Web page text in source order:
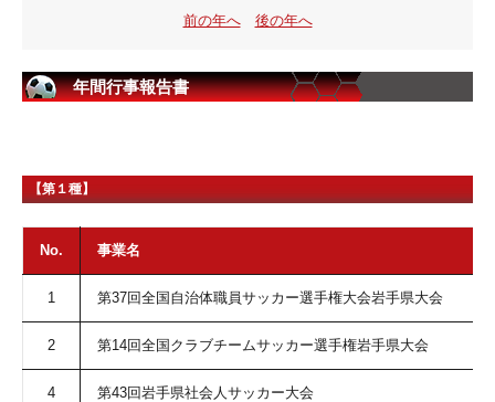
前の年へ 後の年へ
年間行事報告書
【第１種】
No. 事業名
1 第37回全国自治体職員サッカー選手権大会岩手県大会
2 第14回全国クラブチームサッカー選手権岩手県大会
4 第43回岩手県社会人サッカー大会